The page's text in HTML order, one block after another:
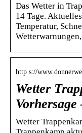
Das Wetter in
14 Tage.
Temperatur,
http s://
Wetter
Wetter